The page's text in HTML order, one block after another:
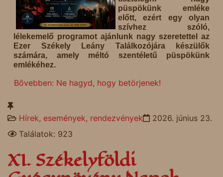
püspökünk emléke
előtt, ezért egy olyan
szívhez szóló,
lélekemelő programot ajánlunk nagy szeretettel az
Ezer Székely Leány Találkozójára készülők
számára, amely méltó szentéletű püspökünk
emlékéhez.
Bővebben: Ne hagyd, hogy betörjenek!
Hírek, események, rendezvények
2026. június 23.
Találatok: 923
XI. Székelyföldi